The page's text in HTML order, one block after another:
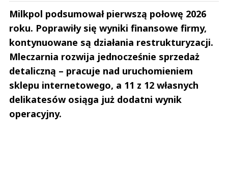
Milkpol podsumował pierwszą połowę 2026
roku. Poprawiły się wyniki finansowe firmy,
kontynuowane są działania restrukturyzacji.
Mleczarnia rozwija jednocześnie sprzedaż
detaliczną – pracuje nad uruchomieniem
sklepu internetowego, a 11 z 12 własnych
delikatesów osiąga już dodatni wynik
operacyjny.